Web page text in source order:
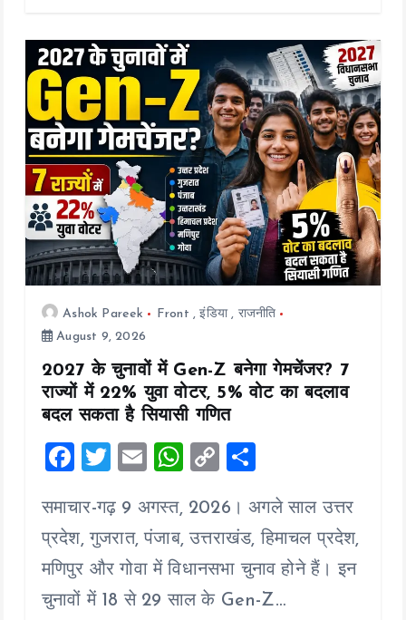
o
o
k
A
p
p
Li
n
k
Ashok Pareek Front ,इंडिया, राजनीति
August 9, 2026
2027 के चुनावों में Gen-Z बनेगा गेमचेंजर? 7
राज्यों में 22% युवा वोटर, 5% वोट का बदलाव
बदल सकता है सियासी गणित
F
ce
b
o
o
T
tt
er
E
ai
l
W
at
s
A
p
C
p
y
Li
n
a
re
समाचार-गढ़ 9 अगस्त, 2026। अगले साल उत्तर
प्रदेश, गुजरात, पंजाब, उत्तराखंड, हिमाचल प्रदेश,
मणिपुर और गोवा में विधानसभा चुनाव होने हैं। इन
चुनावों में 18 से 29 साल के Gen-Z…